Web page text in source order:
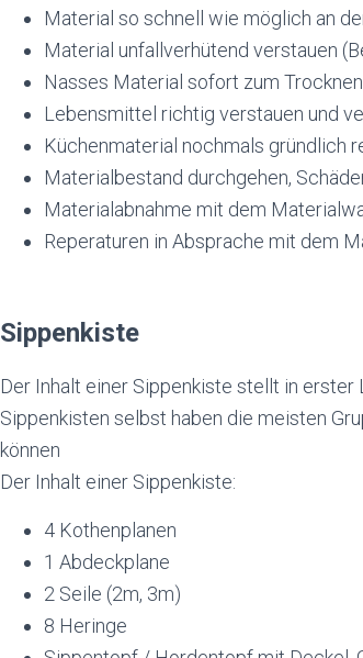
Material so schnell wie möglich an
Material unfallverhütend verstauen
Nasses Material sofort zum
Lebensmittel richtig verstauen und
Küchenmaterial nochmals gründlich
Materialbestand durchgehen,
Materialabnahme mit dem
Reperaturen in Absprache mit dem
Sippenkiste
Der Inhalt einer Sippenkiste stellt in erster
Sippenkisten selbst haben die meisten
können
Der Inhalt einer Sippenkiste:
4 Kothenplanen
1 Abdeckplane
2 Seile (2m, 3m)
8 Heringe